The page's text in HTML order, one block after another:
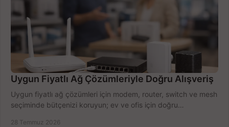
Uygun Fiyatlı Ağ Çözümleriyle Doğru Alışveriş
Uygun fiyatlı ağ çözümleri için modem, router, switch ve mesh
seçiminde bütçenizi koruyun; ev ve ofis için doğru
28 Temmuz 2026